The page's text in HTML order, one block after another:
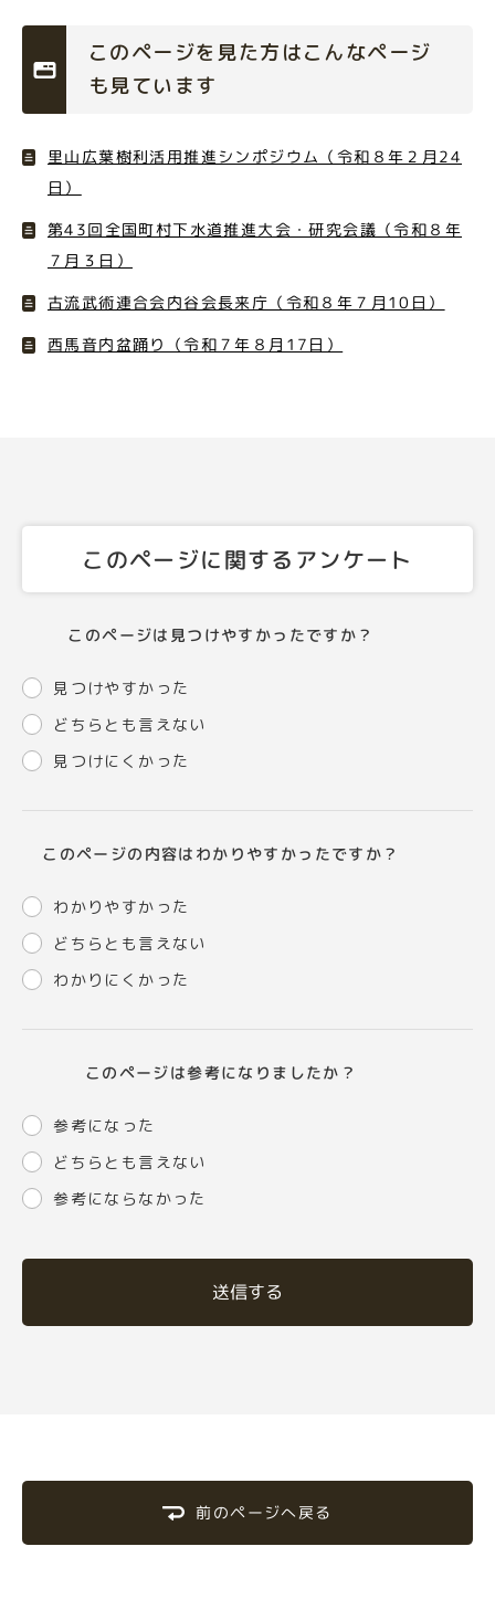
このページを見た方はこんなページ
も見ています
里山広葉樹利活用推進シンポジウム（令和８年２月24
日）
第43回全国町村下水道推進大会・研究会議（令和８年
７月３日）
古流武術連合会内谷会長来庁（令和８年７月10日）
西馬音内盆踊り（令和７年８月17日）
このページに関するアンケート
このページは見つけやすかったですか？
見つけやすかった
どちらとも言えない
見つけにくかった
このページの内容はわかりやすかったですか？
わかりやすかった
どちらとも言えない
わかりにくかった
このページは参考になりましたか？
参考になった
どちらとも言えない
参考にならなかった
送信する
前のページへ戻る